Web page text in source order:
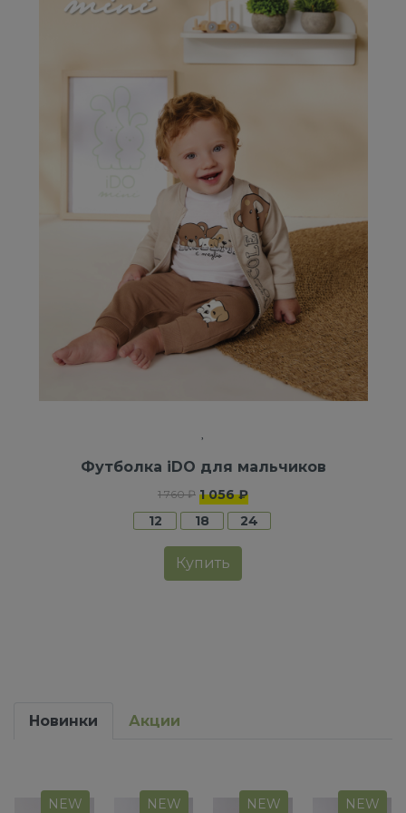
Футболка iDO для мальчиков
1 760 ₽ 1 056 ₽
12
18 24
Купить
Новинки Акции
NEW NEW NEW NEW